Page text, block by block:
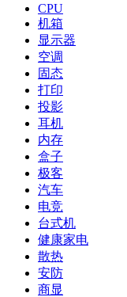
CPU
机箱
显示器
空调
固态
打印
投影
耳机
内存
盒子
极客
汽车
电竞
台式机
健康家电
散热
安防
商显